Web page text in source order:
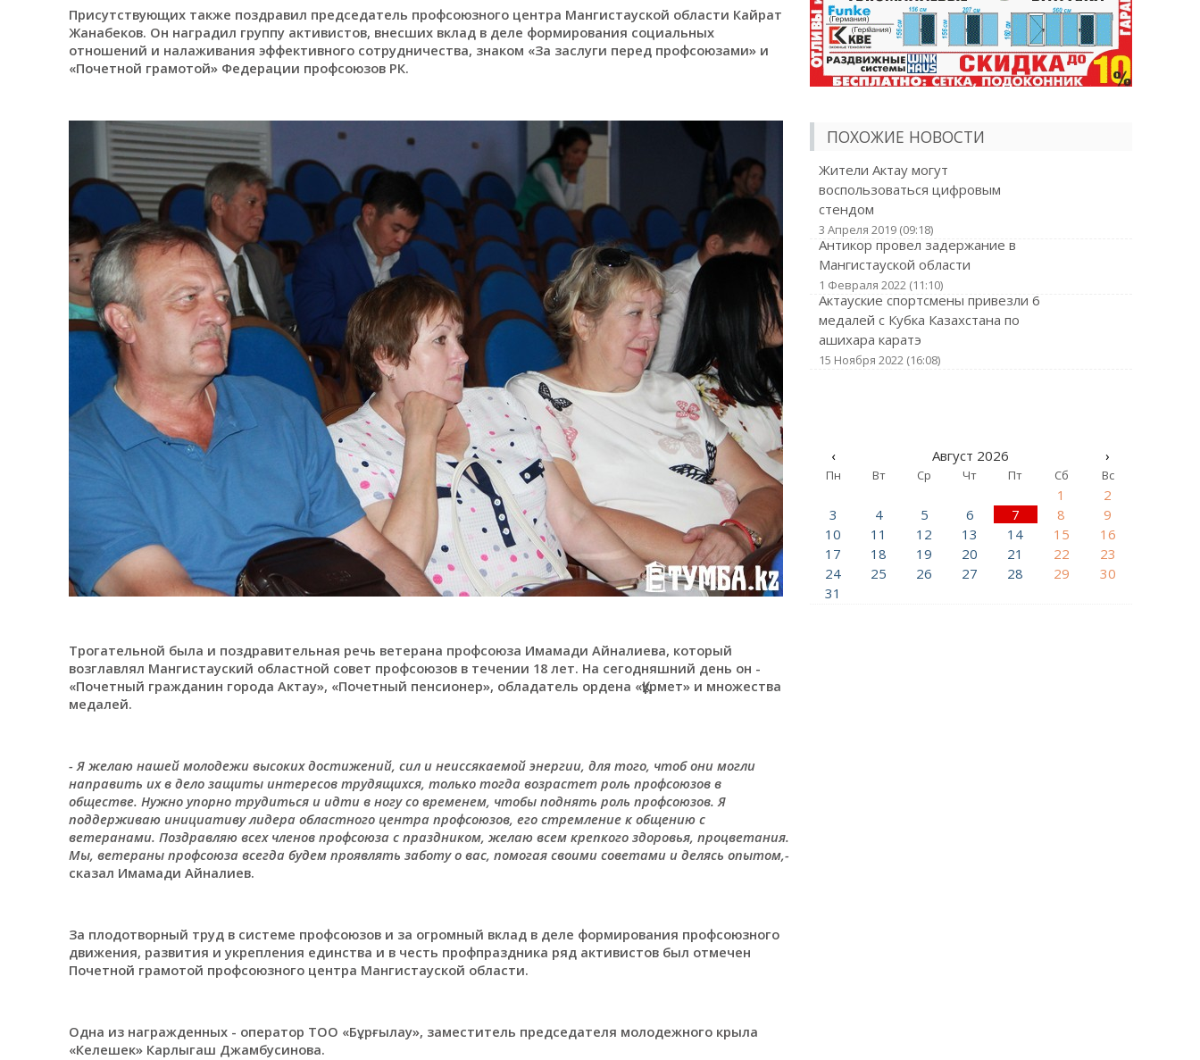
Присутствующих также поздравил председатель профсоюзного центра Мангистауской области Кайрат
Жанабеков. Он наградил группу активистов, внесших вклад в деле формирования социальных
отношений и налаживания эффективного сотрудничества, знаком «За заслуги перед профсоюзами» и
«Почетной грамотой» Федерации профсоюзов РК.
Трогательной была и поздравительная речь ветерана профсоюза Имамади Айналиева, который
возглавлял Мангистауский областной совет профсоюзов в течении 18 лет. На сегодняшний день он -
«Почетный гражданин города Актау», «Почетный пенсионер», обладатель ордена «Құрмет» и множества
медалей.
- Я желаю нашей молодежи высоких достижений, сил и неиссякаемой энергии, для того, чтоб они могли
направить их в дело защиты интересов трудящихся, только тогда возрастет роль профсоюзов в
обществе. Нужно упорно трудиться и идти в ногу со временем, чтобы поднять роль профсоюзов. Я
поддерживаю инициативу лидера областного центра профсоюзов, его стремление к общению с
ветеранами. Поздравляю всех членов профсоюза с праздником, желаю всем крепкого здоровья, процветания.
Мы, ветераны профсоюза всегда будем проявлять заботу о вас, помогая своими советами и делясь опытом,-
сказал Имамади Айналиев.
За плодотворный труд в системе профсоюзов и за огромный вклад в деле формирования профсоюзного
движения, развития и укрепления единства и в честь профпраздника ряд активистов был отмечен
Почетной грамотой профсоюзного центра Мангистауской области.
Одна из награжденных - оператор ТОО «Бұрғылау», заместитель председателя молодежного крыла
«Келешек» Карлыгаш Джамбусинова.
ПОХОЖИЕ НОВОСТИ
Жители Актау могут
воспользоваться цифровым
стендом
3 Апреля 2019 (09:18)
Антикор провел задержание в
Мангистауской области
1 Февраля 2022 (11:10)
Актауские спортсмены привезли 6
медалей с Кубка Казахстана по
ашихара каратэ
15 Ноября 2022 (16:08)
‹ Август 2026 ›
Пн Вт Ср Чт Пт Сб Вс
1
2
3
4 5 6 7 8
9
10
11 12 13 14 15
16
17
18 19 20 21 22
23
24
25 26 27 28 29
30
31